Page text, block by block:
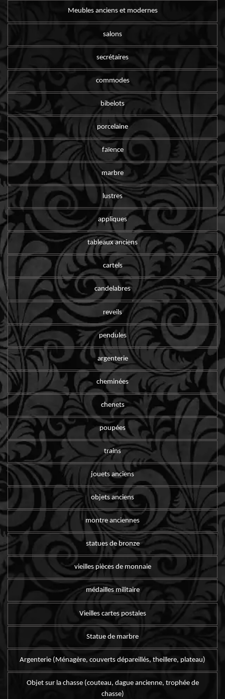
Meubles anciens et modernes
salons
secrétaires
commodes
bibelots
porcelaine
faïence
marbre
lustres
appliques
tableaux anciens
cartels
candelabres
reveils
pendules
argenterie
cheminées
chenets
poupées
trains
jouets anciens
objets anciens
montre anciennes
statues de bronze
vieilles pièces de monnaie
médailles militaire
Vieilles cartes postales
Statue de marbre
Argenterie (Ménagère, couverts dépareillés, theillere, plateau)
Objet sur la chasse (couteau, dague ancienne, trophée de
chasse)